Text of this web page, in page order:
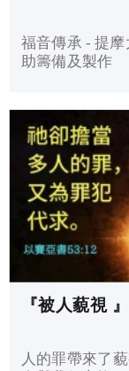
福音傳承 - 提
助籌備及製作
『被人藐視
人的罪帶來了